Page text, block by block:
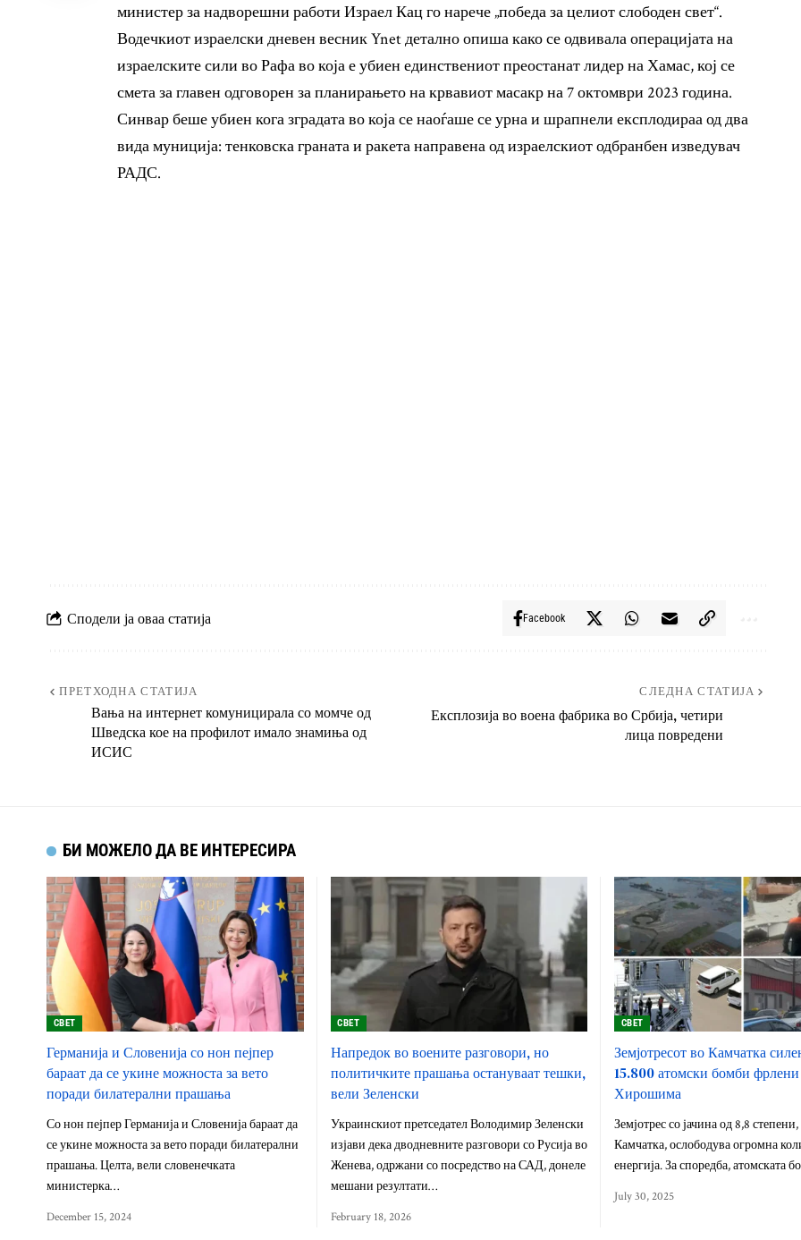
министер за надворешни работи Израел Кац го нарече „победа за целиот слободен свет“.
Водечкиот израелски дневен весник Ynet детално опиша како се одвивала операцијата на
израелските сили во Рафа во која е убиен единствениот преостанат лидер на Хамас, кој се
смета за главен одговорен за планирањето на крвавиот масакр на 7 октомври 2023 година.
Синвар беше убиен кога зградата во која се наоѓаше се урна и шрапнели експлодираа од два
вида муниција: тенковска граната и ракета направена од израелскиот одбранбен изведувач
РАДС.
Сподели ја оваа статија Facebook
ПРЕТХОДНА СТАТИЈА
Вања на интернет комуницирала со момче од
Шведска кое на профилот имало знамиња од
ИСИС
СЛЕДНА СТАТИЈА
Експлозија во воена фабрика во Србија, четири
лица повредени
БИ МОЖЕЛО ДА ВЕ ИНТЕРЕСИРА
СВЕТ
Германија и Словенија со нон пејпер
бараат да се укине можноста за вето
поради билатерални прашања
Со нон пејпер Германија и Словенија бараат да
се укине можноста за вето поради билатерални
прашања. Целта, вели словенечката
министерка…
December 15, 2024
СВЕТ
Напредок во воените разговори, но
политичките прашања остануваат тешки,
вели Зеленски
Украинскиот претседател Володимир Зеленски
изјави дека дводневните разговори со Русија во
Женева, одржани со посредство на САД, донеле
мешани резултати…
February 18, 2026
СВЕТ
Земјотресот во Камчатка
15.800 атомски бомби фрлени
Хирошима
Земјотрес со јачина од 8,8
Камчатка, ослободува огромна
енергија. За споредба, атомската
July 30, 2025